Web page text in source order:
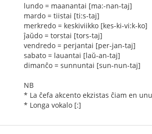
lundo = maanantai [ma:-nan-taj]
mardo = tiistai [ti:s-taj]
merkredo = keskiviikko [kes-ki-vi:k-ko]
ĵaŭdo = torstai [tors-taj]
vendredo = perjantai [per-jan-taj]
sabato = lauantai [laŭ-an-taj]
dimanĉo = sunnuntai [sun-nun-taj]
NB
* La ĉefa akcento ekzistas ĉiam en
* Longa vokalo [:]